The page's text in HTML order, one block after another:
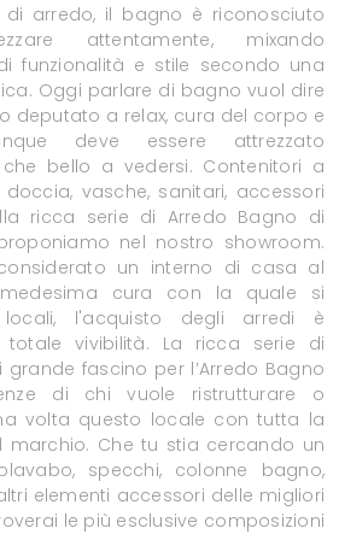
di arredo, il bagno è riconosciuto
attentamente, mixando
funzionalità e stile secondo una
Oggi parlare di bagno vuol dire
deputato a relax, cura del corpo e
deve essere attrezzato
bello a vedersi. Contenitori a
vasche, sanitari, accessori
ricca serie di Arredo Bagno di
nel nostro showroom.
un interno di casa al
cura con la quale si
l'acquisto degli arredi è
totale vivibilità. La ricca serie di
fascino per l’Arredo Bagno
di chi vuole ristrutturare o
volta questo locale con tutta la
Che tu stia cercando un
specchi, colonne bagno,
elementi accessori delle migliori
le più esclusive composizioni